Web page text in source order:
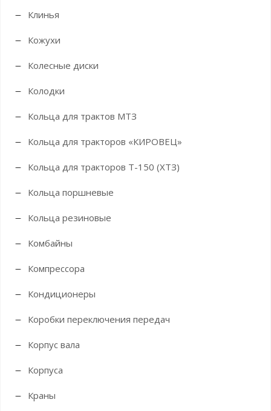
Клинья
Кожухи
Колесные диски
Колодки
Кольца для трактов МТЗ
Кольца для тракторов «КИРОВЕЦ»
Кольца для тракторов Т-150 (ХТЗ)
Кольца поршневые
Кольца резиновые
Комбайны
Компрессора
Кондиционеры
Коробки переключения передач
Корпус вала
Корпуса
Краны